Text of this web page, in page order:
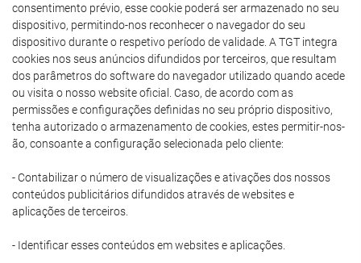
consentimento prévio, esse cookie poderá ser armazenado no seu
dispositivo, permitindo-nos reconhecer o navegador do seu
dispositivo durante o respetivo período de validade. A TGT integra
cookies nos seus anúncios difundidos por terceiros, que resultam
dos parâmetros do software do navegador utilizado quando acede
ou visita o nosso website oficial. Caso, de acordo com as
permissões e configurações definidas no seu próprio dispositivo,
tenha autorizado o armazenamento de cookies, estes permitir-nos-
ão, consoante a configuração selecionada pelo cliente:
- Contabilizar o número de visualizações e ativações dos nossos
conteúdos publicitários difundidos através de websites e
aplicações de terceiros.
- Identificar esses conteúdos em websites e aplicações.